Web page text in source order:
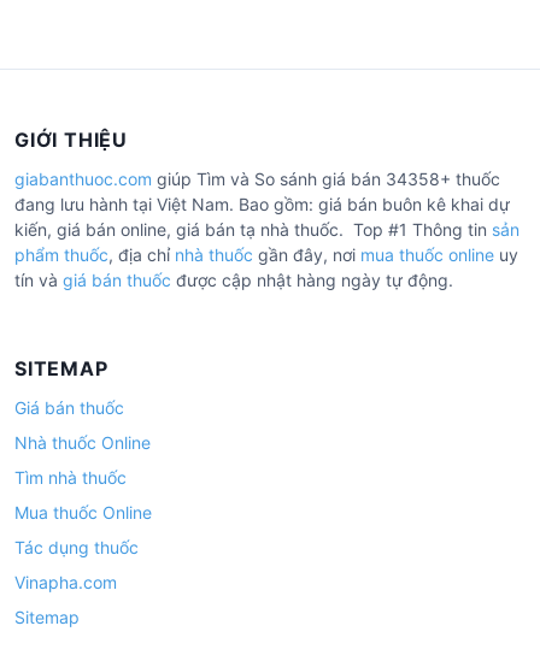
GIỚI THIỆU
giabanthuoc.com giúp Tìm và So sánh giá bán 34358+ thuốc
đang lưu hành tại Việt Nam. Bao gồm: giá bán buôn kê khai dự
kiến, giá bán online, giá bán tạ nhà thuốc. Top #1 Thông tin sản
phẩm thuốc, địa chỉ nhà thuốc gần đây, nơi mua thuốc online uy
tín và giá bán thuốc được cập nhật hàng ngày tự động.
SITEMAP
Giá bán thuốc
Nhà thuốc Online
Tìm nhà thuốc
Mua thuốc Online
Tác dụng thuốc
Vinapha.com
Sitemap